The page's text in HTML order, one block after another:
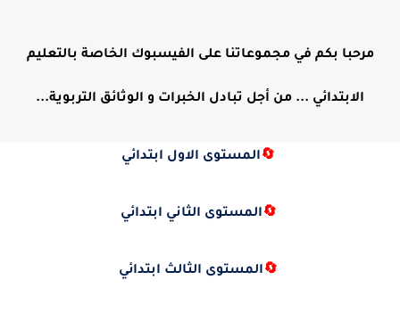
مرحبا بكم في مجموعاتنا على الفيسبوك الخاصة بالتعليم
الابتدائي ... من أجل تبادل الخبرات و الوثائق التربوية...
🔄المستوى الاول ابتدائي
🔄المستوى الثاني ابتدائي
🔄المستوى الثالث ابتدائي